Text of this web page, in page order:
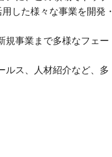
した様々な事業を開発・
規事業まで多様なフェー
ルス、人材紹介など、多